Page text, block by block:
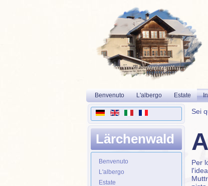
Benvenuto L'albergo Estate
Lärchenwald
Benvenuto
L'albergo
Estate
Sei
Per